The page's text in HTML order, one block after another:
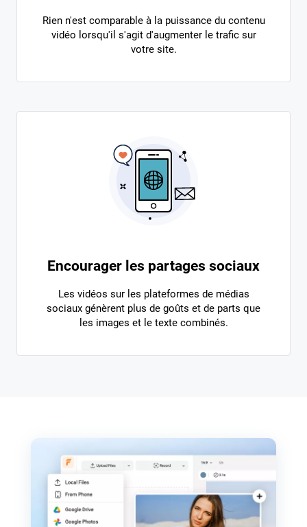
Rien n'est comparable à la puissance du contenu
vidéo lorsqu'il s'agit d'augmenter le trafic sur
votre site.
Encourager les partages sociaux
Les vidéos sur les plateformes de médias
sociaux génèrent plus de goûts et de parts que
les images et le texte combinés.